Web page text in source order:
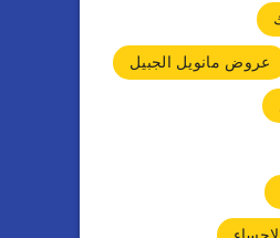
عروض مانويل الجبيل